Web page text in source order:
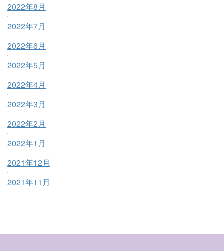
2022年8月
2022年7月
2022年6月
2022年5月
2022年4月
2022年3月
2022年2月
2022年1月
2021年12月
2021年11月